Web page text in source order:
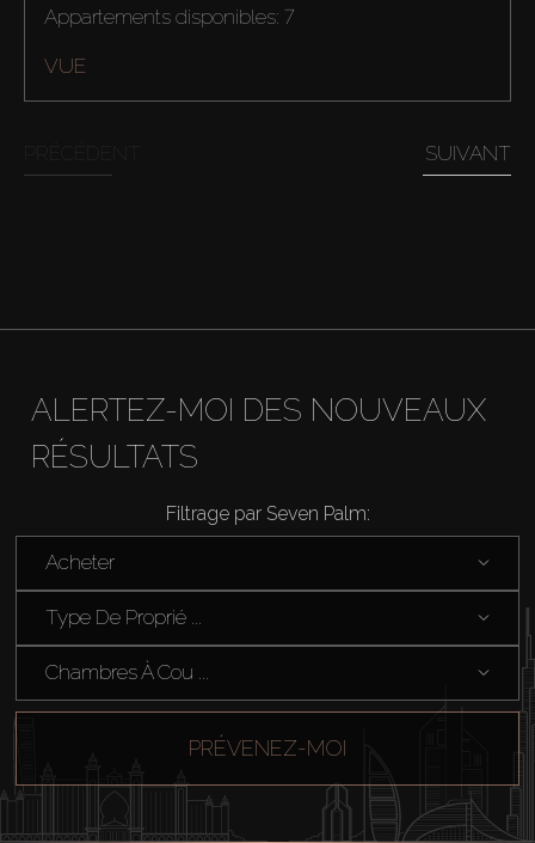
Acheter
About Us
Appartements disponibles: 7
VUE
SUIVANT
ALERTEZ-MOI DES NOUVEAUX
RÉSULTATS
Filtrage par Seven Palm:
Acheter
Type De Proprié ...
Chambres À Cou ...
PRÉVENEZ-MOI